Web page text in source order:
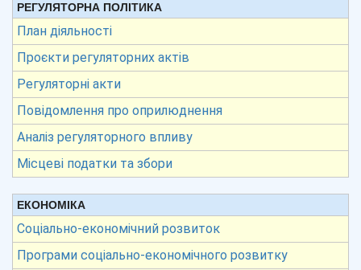
РЕГУЛЯТОРНА ПОЛІТИКА
План діяльності
Проєкти регуляторних актів
Регуляторні акти
Повідомлення про оприлюднення
Аналіз регуляторного впливу
Місцеві податки та збори
ЕКОНОМІКА
Соціально-економічний розвиток
Програми соціально-економічного розвитку